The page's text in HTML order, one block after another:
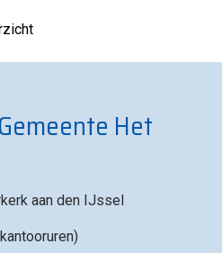
Het
aan den IJssel